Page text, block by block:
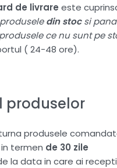
de livrare este
din stocsi pana
ce nu sunt pe
( 24-48 ore).
produselor
produsele
termen de 30 zile
la data in care ai